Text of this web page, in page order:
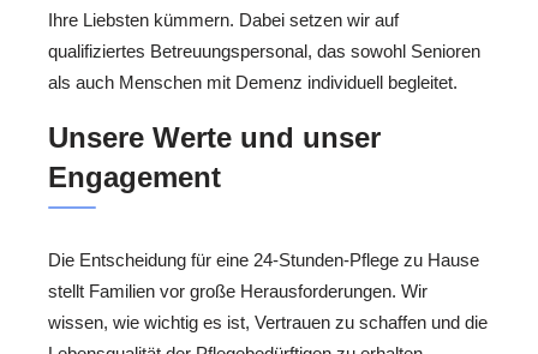
Ihre Liebsten kümmern. Dabei setzen wir auf
qualifiziertes Betreuungspersonal, das sowohl Senioren
als auch Menschen mit Demenz individuell begleitet.
Unsere Werte und unser
Engagement
Die Entscheidung für eine 24-Stunden-Pflege zu Hause
stellt Familien vor große Herausforderungen. Wir
wissen, wie wichtig es ist, Vertrauen zu schaffen und die